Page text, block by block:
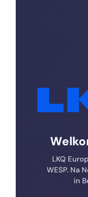
LKQ
WESP. Na
in